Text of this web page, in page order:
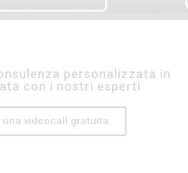
personalizzata in
con i nostri esperti
una videocall gratuita